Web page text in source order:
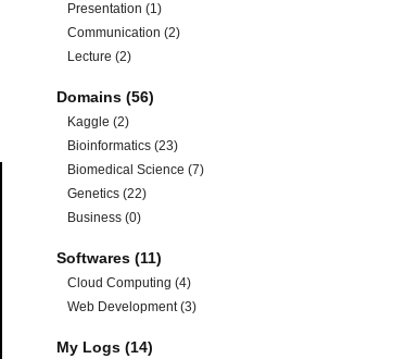
Presentation (1)
Communication (2)
Lecture (2)
Domains (56)
Kaggle (2)
Bioinformatics (23)
Biomedical Science (7)
Genetics (22)
Business (0)
Softwares (11)
Cloud Computing (4)
Web Development(3)
My Logs (14)